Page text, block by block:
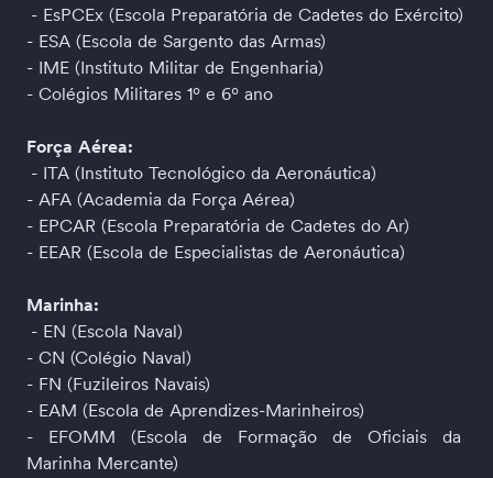
- EsPCEx (Escola Preparatória de Cadetes do Exército)
- ESA (Escola de Sargento das Armas)
- IME (Instituto Militar de Engenharia)
- Colégios Militares 1º e 6º ano
Força Aérea:
- ITA (Instituto Tecnológico da Aeronáutica)
- AFA (Academia da Força Aérea)
- EPCAR (Escola Preparatória de Cadetes do Ar)
- EEAR (Escola de Especialistas de Aeronáutica)
Marinha:
- EN (Escola Naval)
- CN (Colégio Naval)
- FN (Fuzileiros Navais)
- EAM (Escola de Aprendizes-Marinheiros)
- EFOMM (Escola de Formação de Oficiais da
Marinha Mercante)